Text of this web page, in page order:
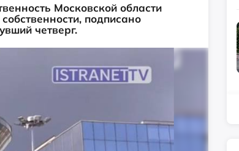
Московской области
подписано
четверг.